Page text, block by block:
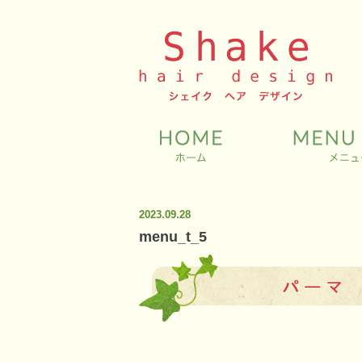
2023.09.28
menu_t_5